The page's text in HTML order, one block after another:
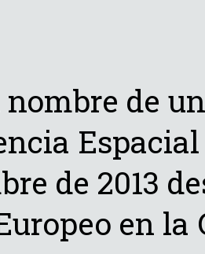
nombre de
de 2013
en la